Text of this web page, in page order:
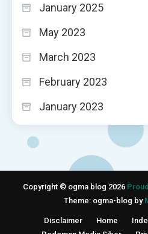
January 2025
May 2023
March 2023
February 2023
January 2023
Copyright © ogma blog 2026
Theme: ogma-blog by
Disclaimer Home